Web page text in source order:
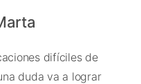
difíciles de
duda va a lograr